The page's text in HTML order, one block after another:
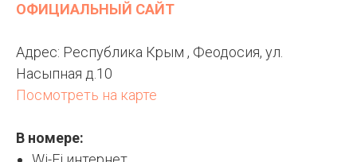
ОФИЦИАЛЬНЫЙ САЙТ
Адрес: Республика Крым , Феодосия, ул.
Насыпная д.10
Посмотреть на карте
В номере: